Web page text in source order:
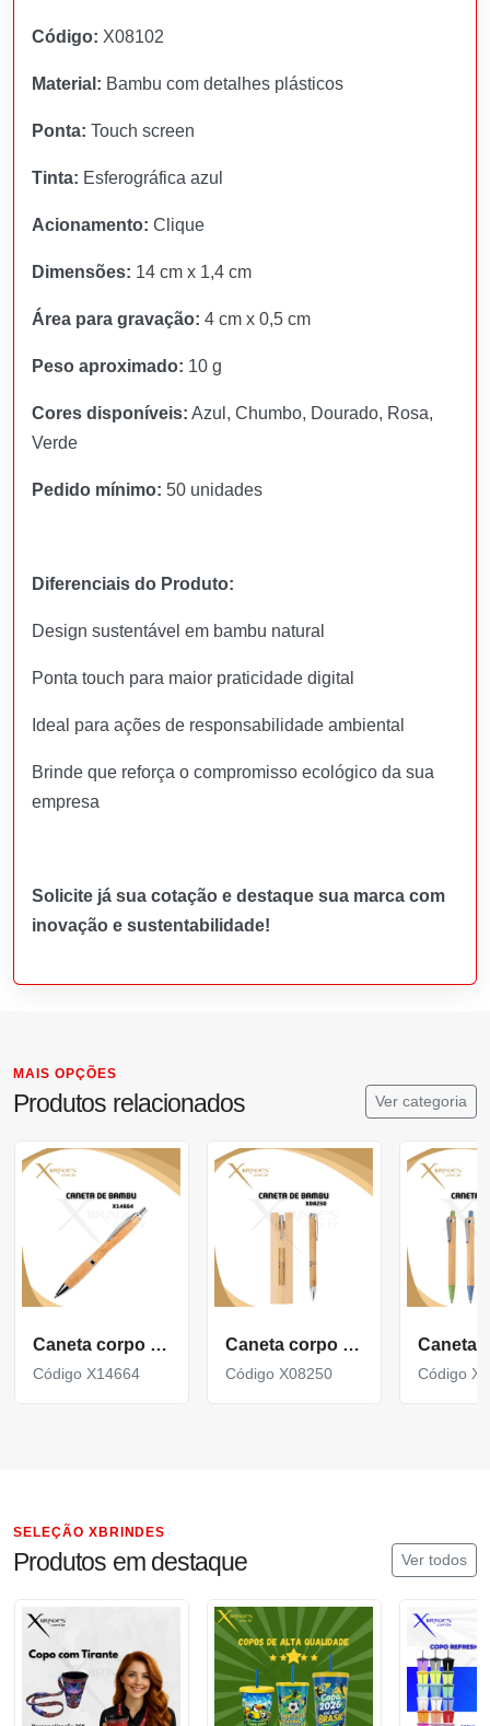
Código: X08102
Material: Bambu com detalhes plásticos
Ponta: Touch screen
Tinta: Esferográfica azul
Acionamento: Clique
Dimensões: 14 cm x 1,4 cm
Área para gravação: 4 cm x 0,5 cm
Peso aproximado: 10 g
Cores disponíveis: Azul, Chumbo, Dourado, Rosa,
Verde
Pedido mínimo: 50 unidades
Diferenciais do Produto:
Design sustentável em bambu natural
Ponta touch para maior praticidade digital
Ideal para ações de responsabilidade ambiental
Brinde que reforça o compromisso ecológico da sua
empresa
Solicite já sua cotação e destaque sua marca com
inovação e sustentabilidade!
MAIS OPÇÕES
Produtos relacionados Ver categoria
Caneta corpo em Bambu acompanha Estojo de Papel X14664
Código X14664
Caneta corpo em Bambu com Clipe Metálico com acionamento por clique X08250
Código X08250 Código
SELEÇÃO XBRINDES
Produtos em destaque Ver todos